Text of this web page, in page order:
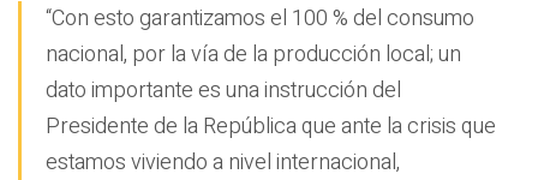
“Con esto garantizamos el 100 % del consumo
nacional, por la vía de la producción local; un
dato importante es una instrucción del
Presidente de la República que ante la crisis que
estamos viviendo a nivel internacional,